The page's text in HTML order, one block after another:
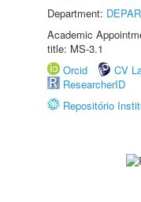
Department:
Academic
title: MS-3.1
Orcid
CV
ResearcherID
Repositório